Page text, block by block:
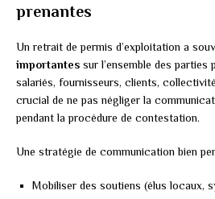
prenantes
Un retrait de permis d’exploitation a
importantes sur l’ensemble des parties
salariés, fournisseurs, clients,
crucial de ne pas négliger la
pendant la procédure de contestation.
Une stratégie de communication bien
Mobiliser des soutiens (élus locaux,